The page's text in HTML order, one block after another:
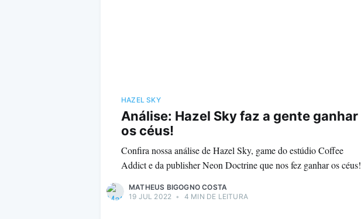
HAZEL SKY
Análise: Hazel Sky faz a gente ganhar
os céus!
Confira nossa análise de Hazel Sky, game do estúdio Coffee
Addict e da publisher Neon Doctrine que nos fez ganhar os céus!
MATHEUS BIGOGNO COSTA
19 JUL 2022 • 4 MIN DE LEITURA